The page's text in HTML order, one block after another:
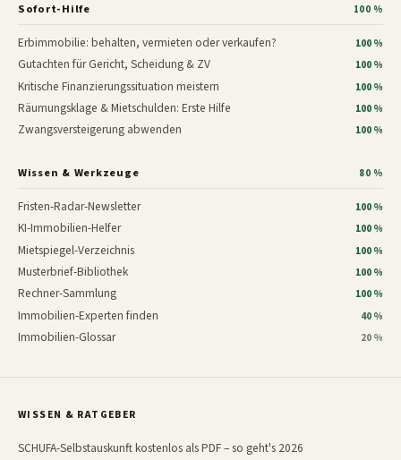
Sofort-Hilfe 100 %
Erbimmobilie: behalten, vermieten oder verkaufen? 100 %
Gutachten für Gericht, Scheidung & ZV 100 %
Kritische Finanzierungssituation meistern 100 %
Räumungsklage & Mietschulden: Erste Hilfe 100 %
Zwangsversteigerung abwenden 100 %
Wissen & Werkzeuge 80 %
Fristen-Radar-Newsletter 100 %
KI-Immobilien-Helfer 100 %
Mietspiegel-Verzeichnis 100 %
Musterbrief-Bibliothek 100 %
Rechner-Sammlung 100 %
Immobilien-Experten finden 40 %
Immobilien-Glossar 20 %
WISSEN & RATGEBER
SCHUFA-Selbstauskunft kostenlos als PDF – so geht's 2026